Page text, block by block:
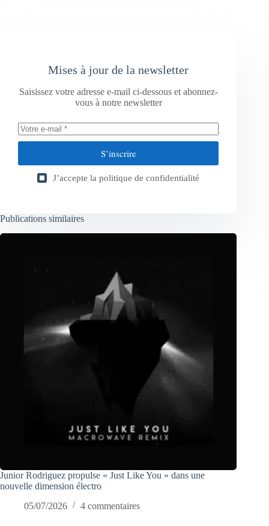
Mises à jour de la newsletter
Saisissez votre adresse e-mail ci-dessous et abonnez-
vous à notre newsletter
S’inscrire
J’accepte la politique de confidentialité
Publications similaires
Junior Rodriguez propulse « Just Like You » dans une
nouvelle dimension électro
05/07/2026
4 commentaires